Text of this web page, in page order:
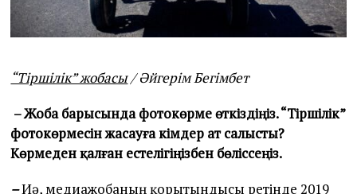
“Тіршілік” жобасы/ Әйгерім Бегімбет
– Жоба барысында фотокөрме өткіздіңіз. “Тіршілік”
фотокөрмесін жасауға кімдер ат салысты?
Көрмеден қалған естелігіңізбен бөліссеңіз.
–Иә, медиажобаның қорытындысы ретінде 2019